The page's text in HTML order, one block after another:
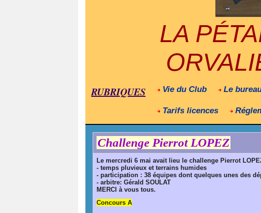
LA
RUBRIQUES Vie du Club Le
Tarifs licences
Challenge Pierrot LOPEZ
Le mercredi 6 mai avait lieu le challenge Pierrot
- temps pluvieux et terrains humides
- participation : 38 équipes dont quelques unes des
- arbitre: Gérald SOULAT
MERCI à vous tous.
Concours A